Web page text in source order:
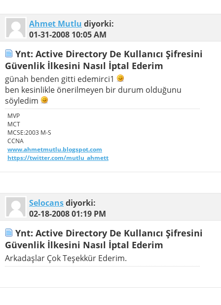
Ahmet Mutlu diyorki:
01-31-2008 10:05 AM
Ynt: Active Directory De Kullanıcı Şifresini
Güvenlik İlkesini Nasıl İptal Ederim
günah benden gitti edemirci1
ben kesinlikle önerilmeyen bir durum olduğunu
söyledim
MVP
MCT
MCSE:2003 M-S
CCNA
www.ahmetmutlu.blogspot.com
https://twitter.com/mutlu_ahmett
Selocansdiyorki:
02-18-200801:19 PM
Ynt: Active Directory De Kullanıcı Şifresini
Güvenlik İlkesini Nasıl İptal Ederim
Arkadaşlar Çok Teşekkür Ederim.